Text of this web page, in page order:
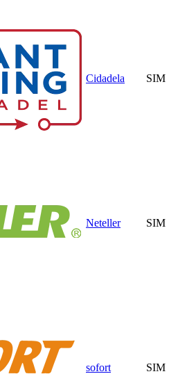
Cidadela SIM
Neteller SIM
sofort SIM